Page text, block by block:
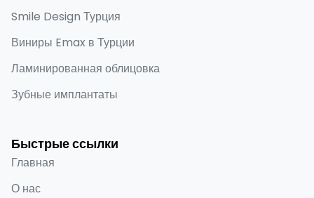
Smile Design Турция
Виниры Emax в Турции
Ламинированная облицовка
Зубные имплантаты
Быстрые ссылки
Главная
О нас